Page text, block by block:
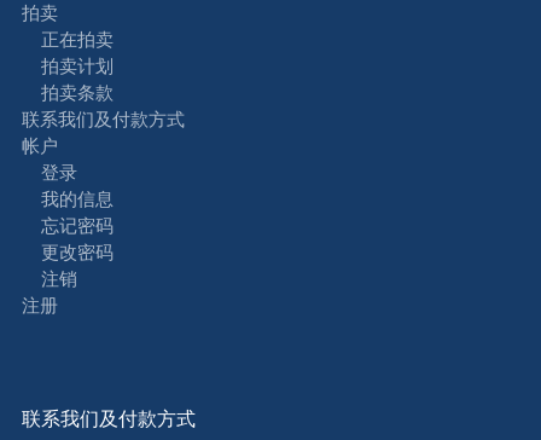
拍卖
正在拍卖
拍卖计划
拍卖条款
联系我们及付款方式
帐户
登录
我的信息
忘记密码
更改密码
注销
注册
联系我们及付款方式